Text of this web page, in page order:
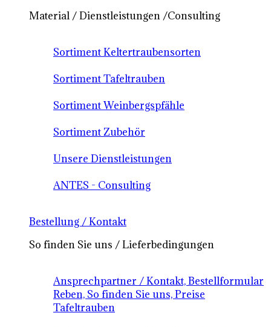
Material / Dienstleistungen /Consulting
Sortiment Keltertraubensorten
Sortiment Tafeltrauben
Sortiment Weinbergspfähle
Sortiment Zubehör
Unsere Dienstleistungen
ANTES - Consulting
Bestellung / Kontakt
So finden Sie uns / Lieferbedingungen
Ansprechpartner / Kontakt, Bestellformular
Reben, So finden Sie uns, Preise
Tafeltrauben